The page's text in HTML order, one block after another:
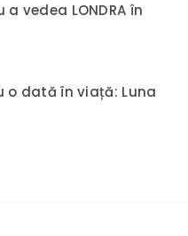
vedea LONDRA în
o dată în viață: Luna